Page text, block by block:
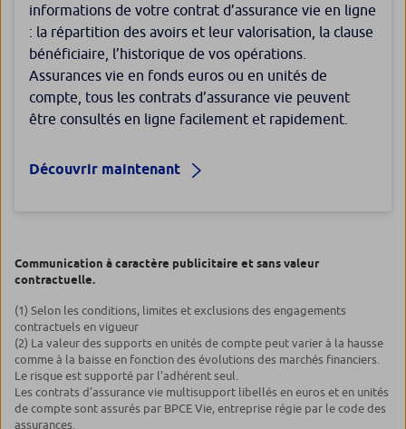
informations de votre contrat d’assurance vie en ligne
: la répartition des avoirs et leur valorisation, la clause
bénéficiaire, l’historique de vos opérations.
Assurances vie en fonds euros ou en unités de
compte, tous les contrats d’assurance vie peuvent
être consultés en ligne facilement et rapidement.
Découvrir maintenant
Communication à caractère publicitaire et sans valeur
contractuelle.
(1) Selon les conditions, limites et exclusions des engagements
contractuels en vigueur
(2) La valeur des supports en unités de compte peut varier à la hausse
comme à la baisse en fonction des évolutions des marchés financiers.
Le risque est supporté par l’adhérent seul.
Les contrats d’assurance vie multisupport libellés en euros et en unités
de compte sont assurés par BPCE Vie, entreprise régie par le code des
assurances.